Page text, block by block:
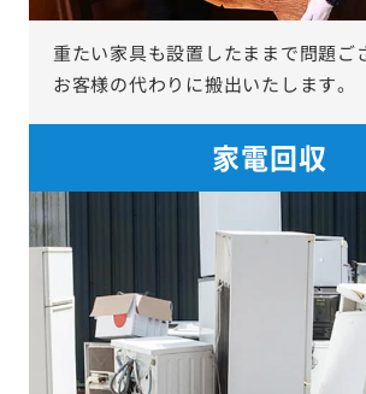
重たい家具も設置したままで問題ご
お客様の代わりに搬出いたします。
家電回収